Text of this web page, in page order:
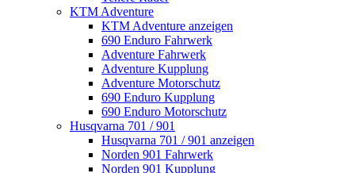
KTM Adventure
KTM Adventure anzeigen
690 Enduro Fahrwerk
Adventure Fahrwerk
Adventure Kupplung
Adventure Motorschutz
690 Enduro Kupplung
690 Enduro Motorschutz
Husqvarna 701 / 901
Husqvarna 701 / 901 anzeigen
Norden 901 Fahrwerk
Norden 901 Kupplung